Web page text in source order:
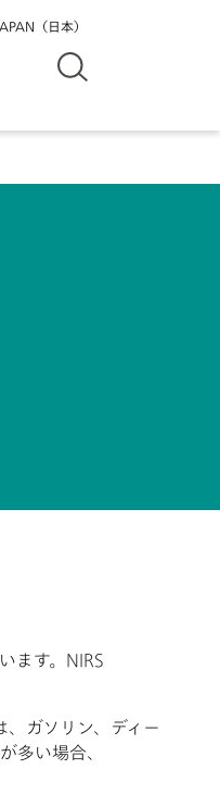
（日本）
ます。NIRS
ガソリン、ディー
多い場合、